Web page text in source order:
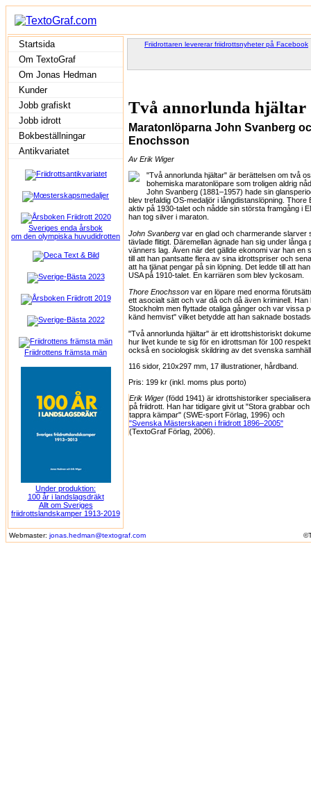
Startsida
Om TextoGraf
Om Jonas Hedman
Kunder
Jobb grafiskt
Jobb idrott
Bokbeställningar
Antikvariatet
Sveriges enda årsbok
om den olympiska huvudidrotten
Friidrottens främsta män
Under produktion:
100 år i landslagsdräkt
Allt om Sveriges
friidrottslandskamper 1913-2019
Friidrottaren levererar friidrottsnyheter på Facebook
Två annorlunda hjältar
Maratonlöparna John Svanberg
Enochsson
Av Erik Wiger
"Två annorlunda hjältar" är berättelsen om två
bohemiska maratonlöpare som troligen aldrig
John Svanberg (1881–1957) hade sin
blev trefaldig OS-medaljör i långdistanslöpning.
aktiv på 1930-talet och nådde sin största framgång i
han tog silver i maraton.
John Svanberg var en glad och charmerande slarver
tävlade flitigt. Däremellan ägnade han sig under långa
vänners lag. Även när det gällde ekonomi var han en
till att han pantsatte flera av sina idrottspriser och
att ha tjänat pengar på sin löpning. Det ledde till att
USA på 1910-talet. En karriären som blev lyckosam.
Thore Enochsson var en löpare med enorma
ett asocialt sätt och var då och då även kriminell. Han
Stockholm men flyttade otaliga gånger och var vissa
känd hemvist" vilket betydde att han saknade
"Två annorlunda hjältar" är ett idrottshistoriskt
hur livet kunde te sig för en idrottsman för 100
också en sociologisk skildring av det svenska
116 sidor, 210x297 mm, 17 illustrationer, hårdband.
Pris: 199 kr (inkl. moms plus porto)
Erik Wiger (född 1941) är idrottshistoriker
på friidrott. Han har tidigare givit ut "Stora grabbar och
tappra kämpar" (SWE-sport Förlag, 1996) och
"Svenska Mästerskapen i friidrott 1896–2005"
(TextoGraf Förlag, 2006).
Webmaster: jonas.hedman@textograf.com